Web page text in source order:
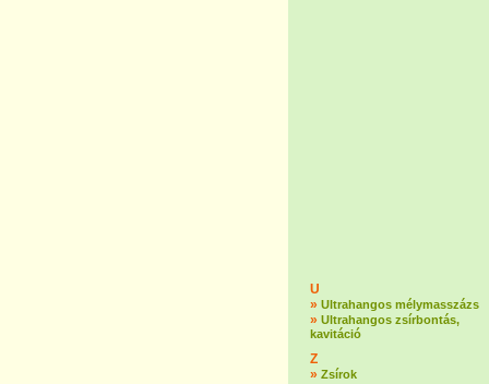
U
» Ultrahangos mélymasszázs
» Ultrahangos zsírbontás,
kavitáció
Z
» Zsírok